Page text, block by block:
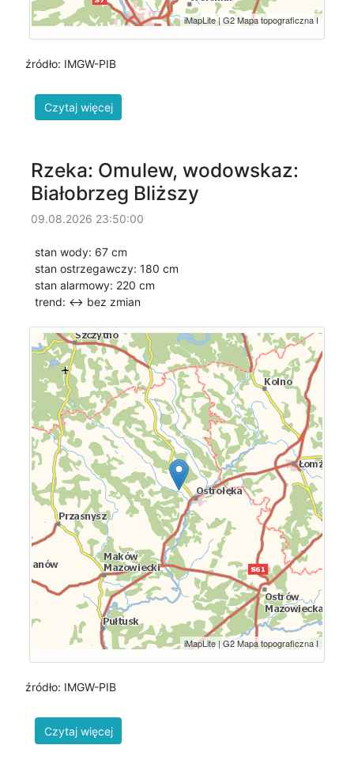
źródło: IMGW-PIB
Rzeka: Omulew, wodowskaz:
Białobrzeg Bliższy
09.08.2026 23:50:00
stan wody: 67 cm
stan ostrzegawczy: 180 cm
stan alarmowy: 220 cm
trend: ↔ bez zmian
źródło: IMGW-PIB